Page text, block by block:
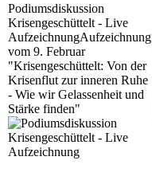
Podiumsdiskussion
Krisengeschüttelt - Live
AufzeichnungAufzeichnung
vom 9. Februar
"Krisengeschüttelt: Von der
Krisenflut zur inneren Ruhe
- Wie wir Gelassenheit und
Stärke finden"